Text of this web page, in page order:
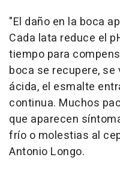
"El daño en la boca
Cada lata reduce el
tiempo para
boca se recupere,
ácida, el esmalte
continua. Muchos
que aparecen
frío o molestias al
Antonio Longo.